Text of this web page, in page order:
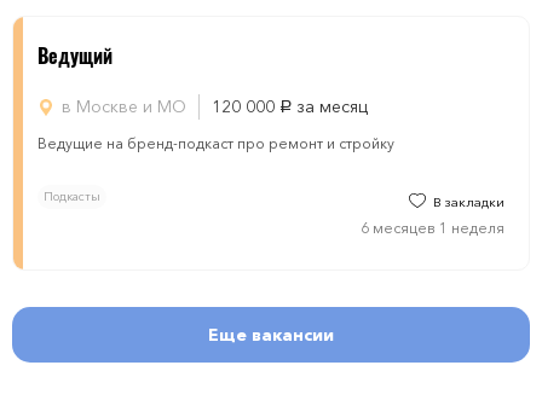
Ведущий
в Москве и МО 120 000 руб. за месяц
Ведущие на бренд-подкаст про ремонт и стройку
Подкасты В закладки
6 месяцев 1 неделя
Еще вакансии